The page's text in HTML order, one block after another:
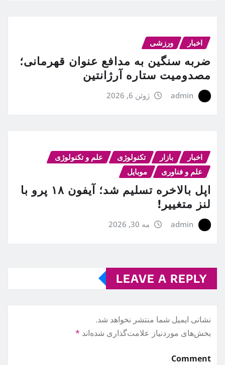
اخبار ورزشی
ضربه سنگین به مدافع عنوان قهرمانی؛
مصدومیت ستاره آرژانتین
admin ژوئن 6, 2026
اخبار بازار تکنولوژی
علم و تکنولوژی
علم و فناوری
موبایل
اپل بالاخره تسلیم شد؛ آیفون ۱۸ پرو با
لنز متغییر!
admin مه 30, 2026
LEAVE A REPLY
نشانی ایمیل شما منتشر نخواهد شد.
بخش‌های موردنیاز علامت‌گذاری شده‌اند *
Comment